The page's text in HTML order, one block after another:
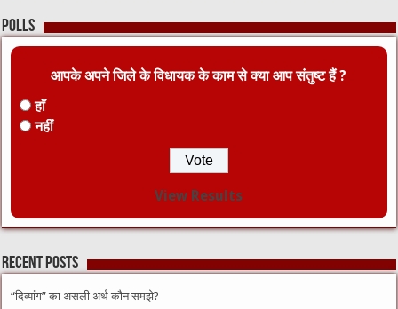
Polls
आपके अपने जिले के विधायक के काम से क्या आप संतुष्ट हैं ?
हाँ
नहीं
View Results
Recent Posts
“दिव्यांग” का असली अर्थ कौन समझे?